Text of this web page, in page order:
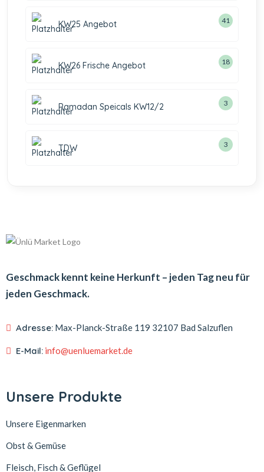
KW25 Angebot 41
KW26 Frische Angebot 18
Ramadan Speicals KW12/2 3
TDW 3
Geschmack kennt keine Herkunft – jeden Tag neu für
jeden Geschmack.
Adresse: Max-Planck-Straße 119 32107 Bad Salzuflen
E-Mail: info@uenluemarket.de
Unsere Produkte
Unsere Eigenmarken
Obst & Gemüse
Fleisch, Fisch & Geflügel